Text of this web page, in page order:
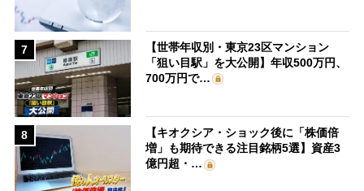
7
【世帯年収別・東京23区マンション
「狙い目駅」を大公開】年収500万円、
700万円で…
8
【キオクシア・ショック後に「株価倍
増」も期待できる注目銘柄5選】資産3
億円超・…